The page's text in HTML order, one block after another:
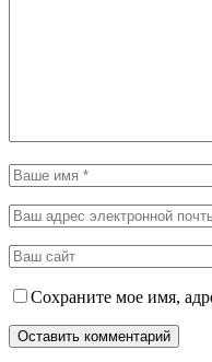
Сохраните мое имя,